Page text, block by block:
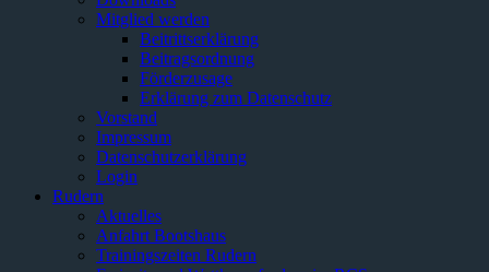
Mitglied werden
Beitrittserklärung
Beitragsordnung
Förderzusage
Erklärung zum Datenschutz
Vorstand
Impressum
Datenschutzerklärung
Login
Rudern
Aktuelles
Anfahrt Bootshaus
Trainingszeiten Rudern